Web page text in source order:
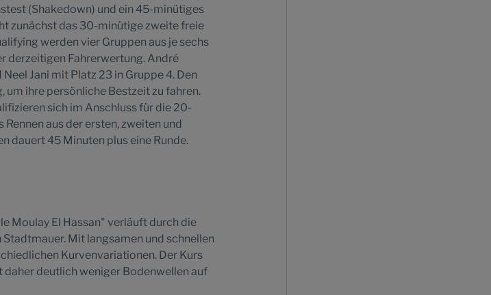
(Shakedown) und ein 45-minütiges
zunächst das 30-minütige zweite freie
werden vier Gruppen aus je sechs
derzeitigen Fahrerwertung. André
Jani mit Platz 23 in Gruppe 4. Den
um ihre persönliche Bestzeit zu fahren.
sich im Anschluss für die 20-
aus der ersten, zweiten und
dauert 45 Minuten plus eine Runde.
Moulay El Hassan" verläuft durch die
Mit langsamen und schnellen
Kurvenvariationen. Der Kurs
deutlich weniger Bodenwellen auf